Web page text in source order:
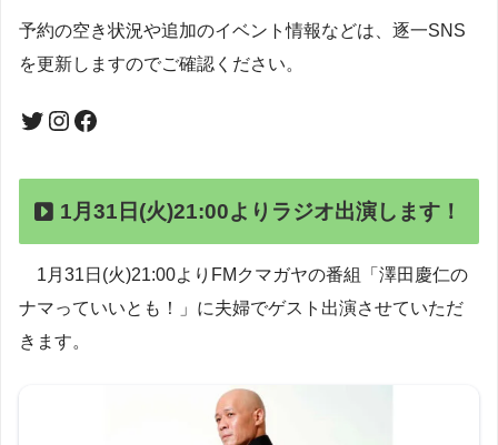
予約の空き状況や追加のイベント情報などは、逐一SNS
を更新しますのでご確認ください。
1月31日(火)21:00よりラジオ出演します！
1月31日(火)21:00よりFMクマガヤの番組「澤田慶仁の
ナマっていいとも！」に夫婦でゲスト出演させていただ
きます。